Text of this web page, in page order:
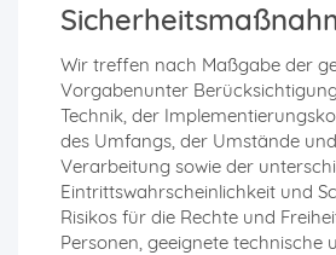
Wir treffen nach Maßgabe der
Vorgabenunter
Technik, der
des Umfangs, der Umstände
Verarbeitung sowie der
Eintrittswahrscheinlichkeit und
Risikos für die Rechte und
Personen, geeignete technische